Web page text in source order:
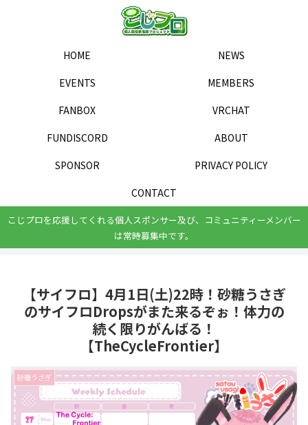
HOME
NEWS
EVENTS
MEMBERS
FANBOX
VRCHAT
FUNDISCORD
ABOUT
SPONSOR
PRIVACY POLICY
CONTACT
こじプロを応援してくれる個人スポンサー及び、コミュニティーメンバー
は常時募集中です。
【サイフロ】4月1日(土)22時！砂糖うさぎ
のサイフロDropsがまた来るぞぉ！体力の
続く限りがんばる！
【TheCycleFrontier】
砂糖うさぎ